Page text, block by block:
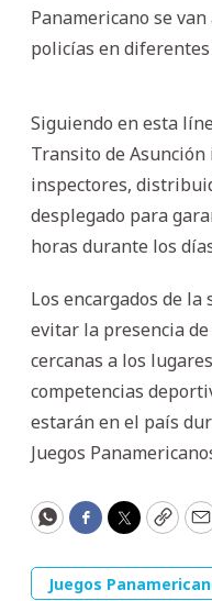
Panamericano se van
policías en
Siguiendo en esta
Transito de
inspectores,
desplegado para
horas durante los
Los encargados de
evitar la presencia de
cercanas a los
competencias
estarán en el país
Juegos
WhatsApp
Facebook
Twitter
Copy
Juegos